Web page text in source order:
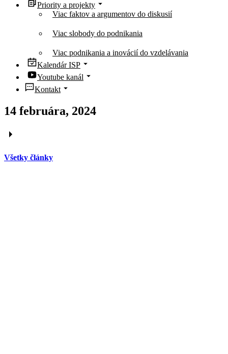
Priority a projekty
Viac faktov a argumentov do diskusií
Viac slobody do podnikania
Viac podnikania a inovácií do vzdelávania
Kalendár ISP
Youtube kanál
Kontakt
14 februára, 2024
Všetky články